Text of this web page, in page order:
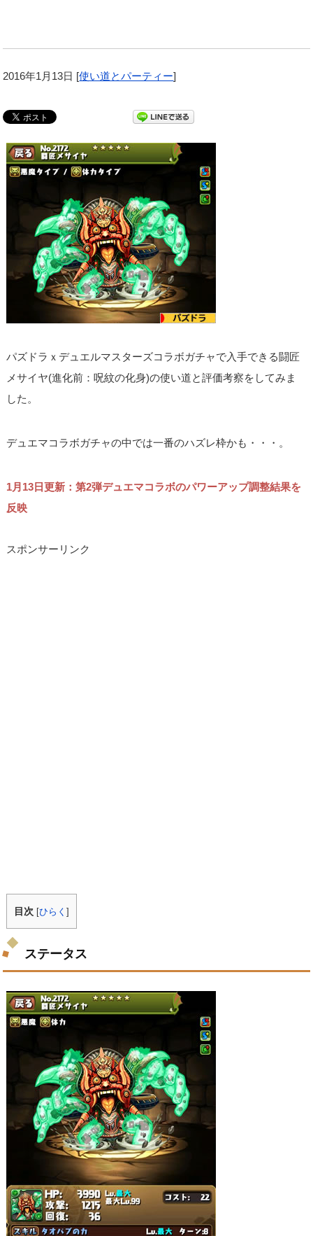
2016年1月13日 [使い道とパーティー]
パズドラｘデュエルマスターズコラボガチャで入手できる闘匠
メサイヤ(進化前：呪紋の化身)の使い道と評価考察をしてみま
した。
デュエマコラボガチャの中では一番のハズレ枠かも・・・。
1月13日更新：第2弾デュエマコラボのパワーアップ調整結果を
反映
スポンサーリンク
目次 [ひらく]
ステータス